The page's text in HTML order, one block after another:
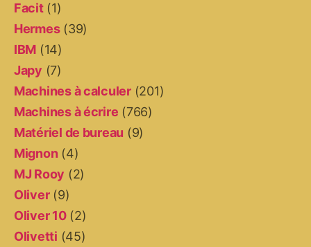
Facit(1)
Hermes(39)
IBM (14)
Japy (7)
Machines à calculer(201)
Machines à écrire (766)
Matériel de bureau (9)
Mignon (4)
MJ Rooy (2)
Oliver(9)
Oliver 10(2)
Olivetti (45)